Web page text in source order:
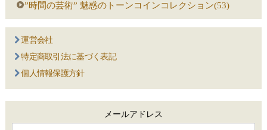
”時間の芸術” 魅惑のトーンコインコレクション(53)
運営会社
特定商取引法に基づく表記
個人情報保護方針
メールアドレス